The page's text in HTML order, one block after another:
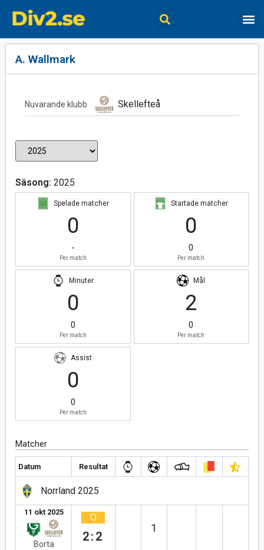
A. Wallmark
Nuvarande klubb Skellefteå
Säsong: 2025
Spelade matcher
0
-
Per match
Startade matcher
0
0
Per match
Minuter
0
0
Per match
Mål
2
0
Per match
Assist
0
0
Per match
Matcher
Datum Resultat
Norrland 2025
11 okt 2025
Borta
O
2:2
1